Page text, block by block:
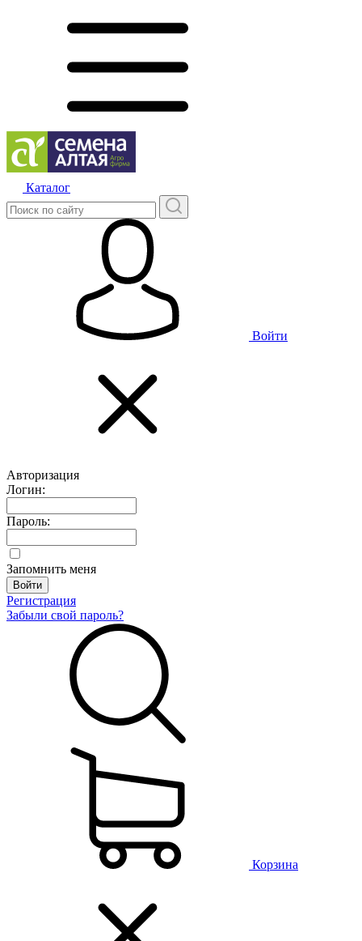
Каталог
Войти
Авторизация
Логин:
Пароль:
Запомнить меня
Регистрация
Забыли свой пароль?
Корзина